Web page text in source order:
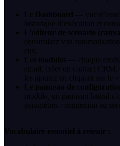
Le Dashboard — vue
historique d’exécution et
L’éditeur de scénario
construisez vos
eux.
Les modules — chaque
email, créer un contact
les ajoutez en cliquant sur le
Le panneau de
module, un panneau latéral
paramètres : connexion au
Vocabulaire essentiel à retenir :